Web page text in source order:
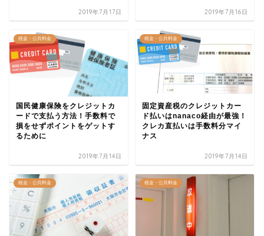
2019年7月17日 2019年7月16日
税金・公共料金
国民健康保険をクレジットカ
ードで支払う方法！手数料で
損をせずポイントをゲットす
るために
2019年7月14日
税金・公共料金
固定資産税のクレジットカー
ド払いはnanaco経由が最強！
クレカ直払いは手数料分マイ
ナス
2019年7月14日
税金・公共料金 税金・公共料金